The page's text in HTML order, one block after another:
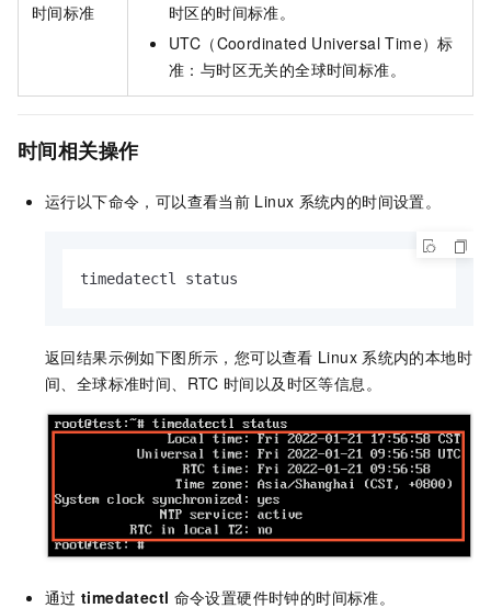
时间标准
时区的时间标准。
UTC（Coordinated Universal Time）标
准：与时区无关的全球时间标准。
时间相关操作
运行以下命令，可以查看当前 Linux 系统内的时间设置。
timedatectl status
返回结果示例如下图所示，您可以查看 Linux 系统内的本地时
间、全球标准时间、RTC 时间以及时区等信息。
通过 timedatectl 命令设置硬件时钟的时间标准。